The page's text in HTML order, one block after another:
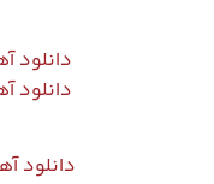
دانلود
دانلود
دانلود